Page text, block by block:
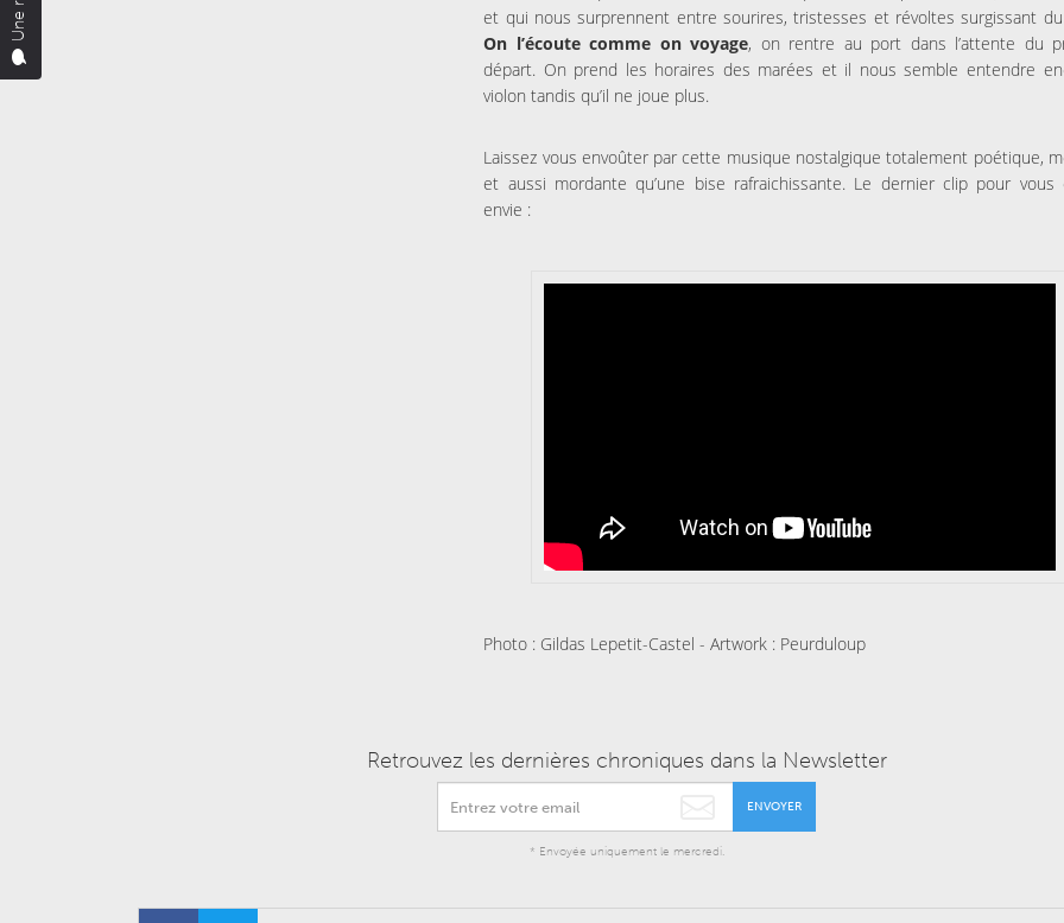
et qui nous surprennent entre sourires, tristesses et révoltes surgissant
On l’écoute comme on voyage, on rentre au port dans l’attente du
départ. On prend les horaires des marées et il nous semble entendre
violon tandis qu’il ne joue plus.
Laissez vous envoûter par cette musique nostalgique totalement poétique,
et aussi mordante qu’une bise rafraichissante. Le dernier clip pour vous
envie :
Photo : Gildas Lepetit-Castel - Artwork : Peurduloup
Retrouvez les dernières chroniques dans la Newsletter
ENVOYER
* Envoyée uniquement le mercredi.